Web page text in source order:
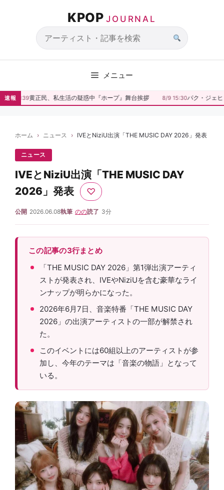
キ
ッ
KPOP JOURNAL
サ
検
索
メニュー
速報
8/9 15:39黄正民、私生活の疑惑中『ホープ』舞台挨拶 8/9 15:30パク・ジェヒ
ホーム ニュース IVEとNiziU出演「THE MUSIC DAY 2026」発表
ニュース
IVEとNiziU出演「THE MUSIC DAY
2026」発表
♡
公開 2026.06.08執筆 のの読了 3分
この記事の3行まとめ
「THE MUSIC DAY 2026」第1弾出演アーティ
ストが発表され、IVEやNiziUを含む豪華なライ
ンナップが明らかになった。
2026年6月7日、音楽特番「THE MUSIC DAY
2026」の出演アーティストの一部が解禁され
た。
このイベントには60組以上のアーティストが参
加し、今年のテーマは「音楽の物語」となって
いる。